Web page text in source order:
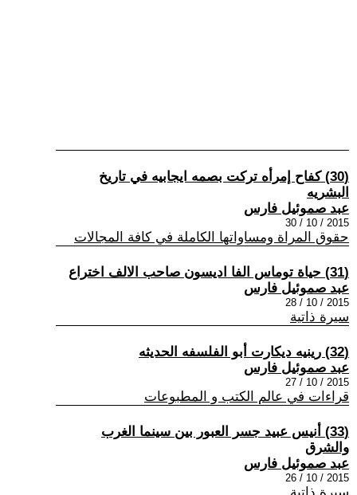
(30) كفاح إمرأه تركت بصمه ايجابيه في تاريخ
البشريه
عبد صموئيل فارس
2015 / 10 / 30
حقوق المراة ومساواتها الكاملة في كافة المجالات
(31) حياة توماس الفا اديسون صاحب الالف اختراع
عبد صموئيل فارس
2015 / 10 / 28
سيرة ذاتية
(32) رينيه ديكارت أبو الفلسفه الحديثه
عبد صموئيل فارس
2015 / 10 / 27
قراءات في عالم الكتب و المطبوعات
(33) أنيس عبيد جسر العبور بين سينما الغرب
والشرق
عبد صموئيل فارس
2015 / 10 / 26